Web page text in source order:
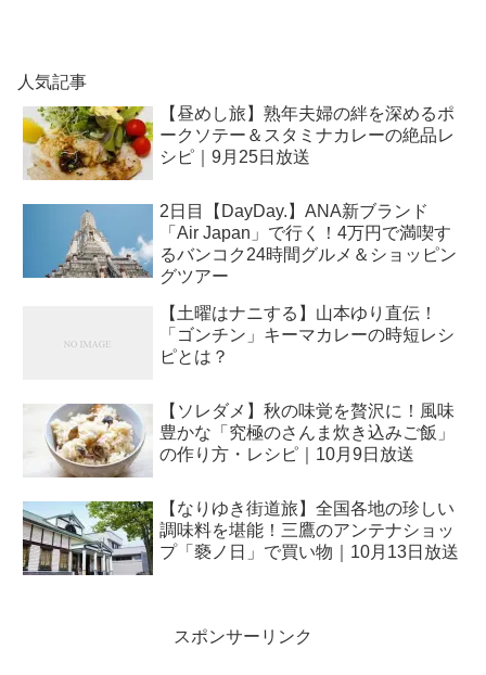
人気記事
【昼めし旅】熟年夫婦の絆を深めるポ
ークソテー＆スタミナカレーの絶品レ
シピ｜9月25日放送
2日目【DayDay.】ANA新ブランド
「Air Japan」で行く！4万円で満喫す
るバンコク24時間グルメ＆ショッピン
グツアー
【土曜はナニする】山本ゆり直伝！
「ゴンチン」キーマカレーの時短レシ
ピとは？
【ソレダメ】秋の味覚を贅沢に！風味
豊かな「究極のさんま炊き込みご飯」
の作り方・レシピ｜10月9日放送
【なりゆき街道旅】全国各地の珍しい
調味料を堪能！三鷹のアンテナショッ
プ「褻ノ日」で買い物｜10月13日放送
スポンサーリンク